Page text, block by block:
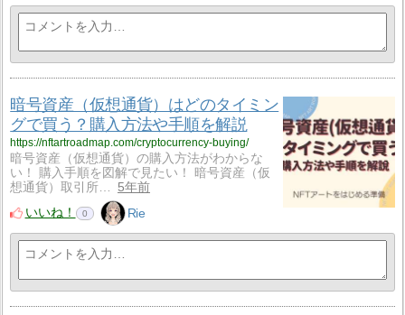
暗号資産（仮想通貨）はどのタイミン
グで買う？購入方法や手順を解説
https://nftartroadmap.com/cryptocurrency-buying/
暗号資産（仮想通貨）の購入方法がわからな
い！ 購入手順を図解で見たい！ 暗号資産（仮
想通貨）取引所…
5年前
いいね！
0 Rie